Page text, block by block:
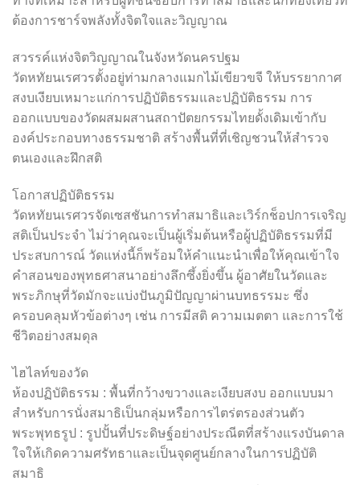
ต้องการชาร์จพลังทั้งจิตใจและวิญญาณ
สวรรค์แห่งจิตวิญญาณในจังหวัดนครปฐม
วัดหทัยนเรศวรตั้งอยู่ท่ามกลางแมกไม้เขียวขจี ให้บรรยากาศ
สงบเงียบเหมาะแก่การปฏิบัติธรรมและปฏิบัติธรรม การ
ออกแบบของวัดผสมผสานสถาปัตยกรรมไทยดั้งเดิมเข้ากับ
องค์ประกอบทางธรรมชาติ สร้างพื้นที่ที่เชิญชวนให้สำรวจ
ตนเองและฝึกสติ
โอกาสปฏิบัติธรรม
วัดหทัยนเรศวรจัดเซสชันการทำสมาธิและเวิร์กช็อปการเจริญ
สติเป็นประจำ ไม่ว่าคุณจะเป็นผู้เริ่มต้นหรือผู้ปฏิบัติธรรมที่มี
ประสบการณ์ วัดแห่งนี้ก็พร้อมให้คำแนะนำเพื่อให้คุณเข้าใจ
คำสอนของพุทธศาสนาอย่างลึกซึ้งยิ่งขึ้น ผู้อาศัยในวัดและ
พระภิกษุที่วัดมักจะแบ่งปันภูมิปัญญาผ่านบทธรรมะ ซึ่ง
ครอบคลุมหัวข้อต่างๆ เช่น การมีสติ ความเมตตา และการใช้
ชีวิตอย่างสมดุล
ไฮไลท์ของวัด
ห้องปฏิบัติธรรม : พื้นที่กว้างขวางและเงียบสงบ ออกแบบมา
สำหรับการนั่งสมาธิเป็นกลุ่มหรือการไตร่ตรองส่วนตัว
พระพุทธรูป : รูปปั้นที่ประดิษฐ์อย่างประณีตที่สร้างแรงบันดาล
ใจให้เกิดความศรัทธาและเป็นจุดศูนย์กลางในการปฏิบัติ
สมาธิ